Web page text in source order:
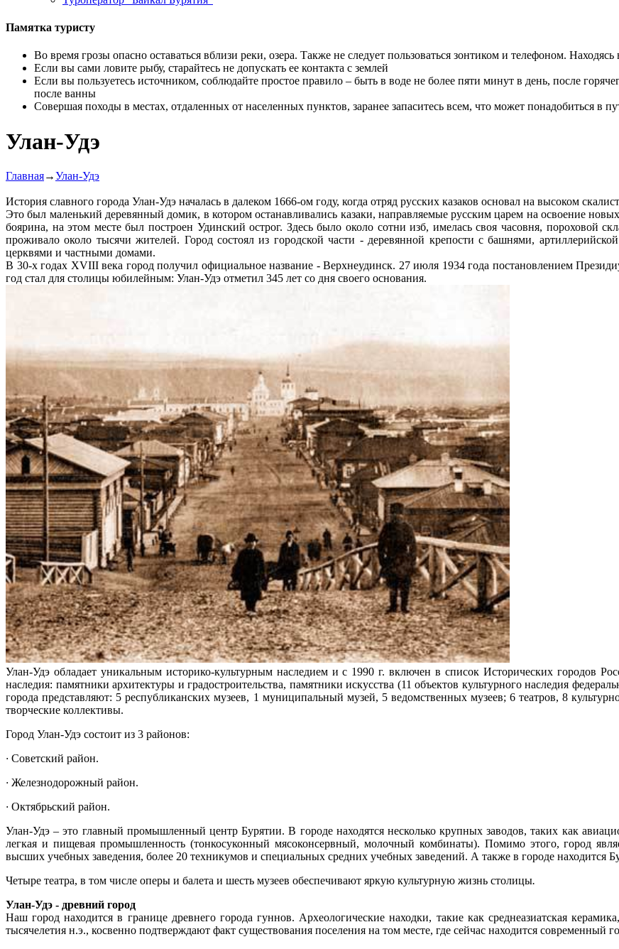
Памятка туристу
Во время грозы опасно оставаться вблизи реки, озера. Также не следует пользоваться зонтиком и телефоном.
Если вы сами ловите рыбу, старайтесь не допускать ее контакта с землей
Если вы пользуетесь источником, соблюдайте простое правило – быть в воде не более пяти минут в день, после
после ванны
Совершая походы в местах, отдаленных от населенных пунктов, заранее запаситесь всем, что может понадобиться в
Улан-Удэ
Главная→Улан-Удэ
История славного города Улан-Удэ началась в далеком 1666-ом году, когда отряд русских казаков основал на высоком
Это был маленький деревянный домик, в котором останавливались казаки, направляемые русским царем на освоение
боярина, на этом месте был построен Удинский острог. Здесь было около сотни изб, имелась своя часовня, пороховой
проживало около тысячи жителей. Город состоял из городской части - деревянной крепости с башнями,
церквями и частными домами.
В 30-х годах XVIII века город получил официальное название - Верхнеудинск. 27 июля 1934 года постановлением
год стал для столицы юбилейным: Улан-Удэ отметил 345 лет со дня своего основания.
Улан-Удэ обладает уникальным историко-культурным наследием и с 1990 г. включен в список Исторических городов
наследия: памятники архитектуры и градостроительства, памятники искусства (11 объектов культурного наследия
города представляют: 5 республиканских музеев, 1 муниципальный музей, 5 ведомственных музеев; 6 театров, 8
творческие коллективы.
Город Улан-Удэ состоит из 3 районов:
· Советский район.
· Железнодорожный район.
· Октябрьский район.
Улан-Удэ – это главный промышленный центр Бурятии. В городе находятся несколько крупных заводов, таких как
легкая и пищевая промышленность (тонкосуконный мясоконсервный, молочный комбинаты). Помимо этого, город
высших учебных заведения, более 20 техникумов и специальных средних учебных заведений. А также в городе находится
Четыре театра, в том числе оперы и балета и шесть музеев обеспечивают яркую культурную жизнь столицы.
Улан-Удэ - древний город
Наш город находится в границе древнего города гуннов. Археологические находки, такие как среднеазиатская
тысячелетия н.э., косвенно подтверждают факт существования поселения на том месте, где сейчас находится современный